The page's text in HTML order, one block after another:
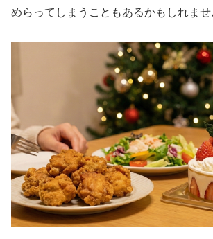
めらってしまうこともあるかもしれませ